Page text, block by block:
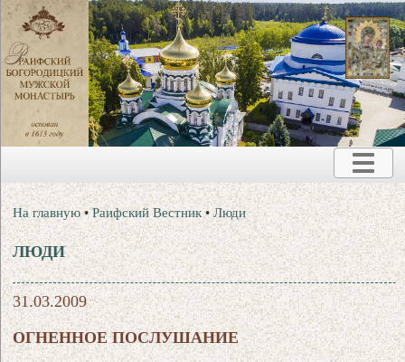
На главную •Раифский Вестник •Люди
ЛЮДИ
31.03.2009
ОГНЕННОЕ ПОСЛУШАНИЕ